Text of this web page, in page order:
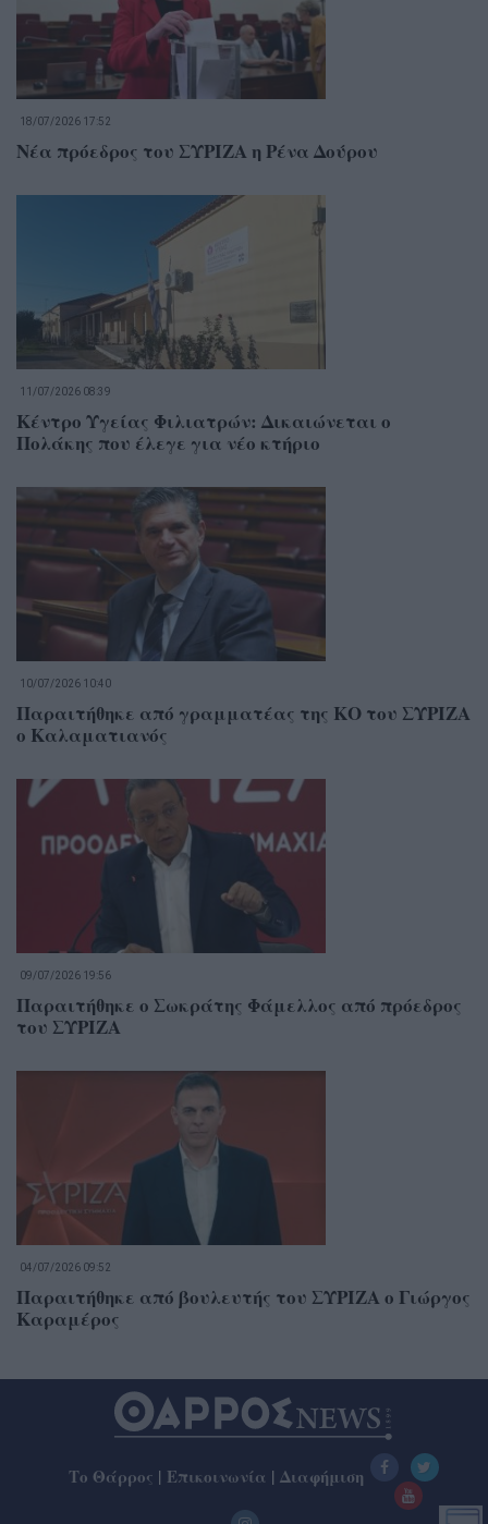
18/07/2026 17:52
Νέα πρόεδρος του ΣΥΡΙΖΑ η Ρένα Δούρου
11/07/2026 08:39
Κέντρο Υγείας Φιλιατρών: Δικαιώνεται ο
Πολάκης που έλεγε για νέο κτήριο
10/07/2026 10:40
Παραιτήθηκε από γραμματέας της ΚΟ του ΣΥΡΙΖΑ
ο Καλαματιανός
09/07/2026 19:56
Παραιτήθηκε ο Σωκράτης Φάμελλος από πρόεδρος
του ΣΥΡΙΖΑ
04/07/2026 09:52
Παραιτήθηκε από βουλευτής του ΣΥΡΙΖΑ o Γιώργος
Καραμέρος
Το Θάρρος | Επικοινωνία | Διαφήμιση